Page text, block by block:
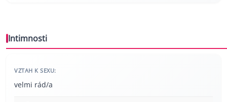
Intimnosti
VZTAH K SEXU:
velmi rád/a